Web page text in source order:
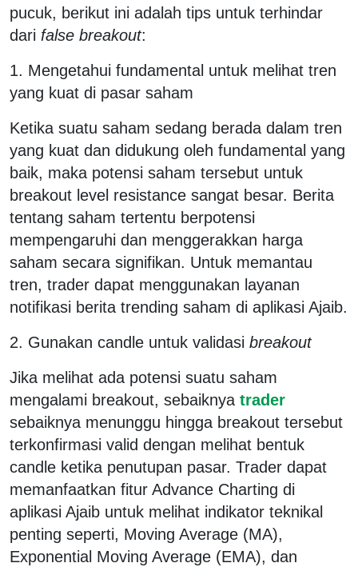
pucuk, berikut ini adalah tips untuk terhindar
dari false breakout:
1. Mengetahui fundamental untuk melihat tren
yang kuat di pasar saham
Ketika suatu saham sedang berada dalam tren
yang kuat dan didukung oleh fundamental yang
baik, maka potensi saham tersebut untuk
breakout level resistance sangat besar. Berita
tentang saham tertentu berpotensi
mempengaruhi dan menggerakkan harga
saham secara signifikan. Untuk memantau
tren, trader dapat menggunakan layanan
notifikasi berita trending saham di aplikasi Ajaib.
2. Gunakan candle untuk validasi breakout
Jika melihat ada potensi suatu saham
mengalami breakout, sebaiknya trader
sebaiknya menunggu hingga breakout tersebut
terkonfirmasi valid dengan melihat bentuk
candle ketika penutupan pasar. Trader dapat
memanfaatkan fitur Advance Charting di
aplikasi Ajaib untuk melihat indikator teknikal
penting seperti, Moving Average (MA),
Exponential Moving Average (EMA), dan